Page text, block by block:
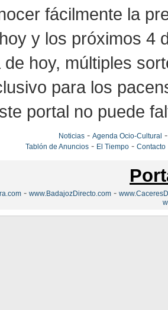
fácilmente la
y los próximos 4
de hoy, múltiples
para los
portal no puede
Noticias -Agenda Ocio-Cultural
Tablón de Anuncios - El Tiempo -Contacto
- www.BadajozDirecto.com -